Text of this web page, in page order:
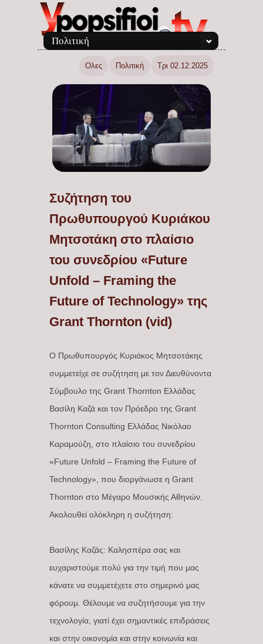
Πολιτική
Ολες Πολιτική Τρι 02.12.2025
Συζήτηση του
Πρωθυπουργού Κυριάκου
Μητσοτάκη στο πλαίσιο
του συνεδρίου «Future
Unfold – Framing the
Future of Technology» της
Grant Thornton (vid)
Ο Πρωθυπουργός Κυριάκος Μητσοτάκης
συμμετείχε σε συζήτηση με τον Διευθύνοντα
Σύμβουλο της Grant Thornton Ελλάδας
Βασίλη Καζά και τον Πρόεδρο της Grant
Thornton Consulting Ελλάδας Νικόλαο
Καραμούζη, στο πλαίσιο του συνεδρίου
«Future Unfold – Framing the Future of
Technology», που διοργάνωσε η Grant
Thornton στο Μέγαρο Μουσικής Αθηνών.
Ακολουθεί ολόκληρη η συζήτηση:
Βασίλης Καζάς: Καλησπέρα σας και
ευχαριστούμε πολύ για την τιμή που μας
κάνατε να συμμετέχετε στο σημερινό μας
φόρουμ. Θέλουμε να συζητήσουμε για την
τεχνολογία, γιατί έχει σημαντικές επιδράσεις
και στην οικονομία και στην κοινωνία και